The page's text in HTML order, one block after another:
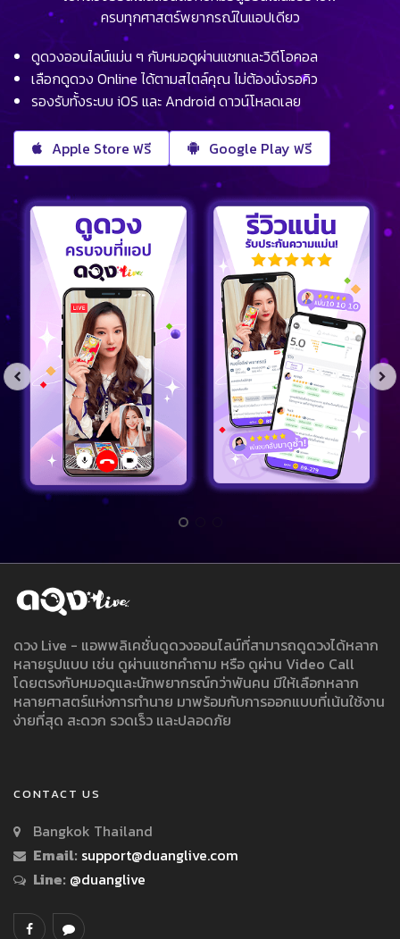
ครบทุกศาสตร์พยากรณ์ในแอปเดียว
ดูดวงออนไลน์แม่น ๆ กับหมอดูผ่านแชทและวิดีโอคอล
เลือกดูดวง Online ได้ตามสไตล์คุณ ไม่ต้องนั่งรอคิว
รองรับทั้งระบบ iOS และ Android ดาวน์โหลดเลย
Apple Store ฟรี Google Play ฟรี
ดวง Live - แอพพลิเคชั่นดูดวงออนไลน์ที่สามารถดูดวงได้หลาก
หลายรูปแบบ เช่น ดูผ่านแชทคำถาม หรือ ดูผ่าน Video Call
โดยตรงกับหมอดูและนักพยากรณ์กว่าพันคน มีให้เลือกหลาก
หลายศาสตร์แห่งการทำนาย มาพร้อมกับการออกแบบที่เน้นใช้งาน
ง่ายที่สุด สะดวก รวดเร็ว และปลอดภัย
CONTACT US
Bangkok Thailand
Email: support@duanglive.com
Line: @duanglive